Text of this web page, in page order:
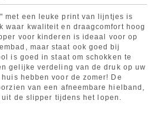
met een leuke print van lijntjes is
waar kwaliteit en draagcomfort hoog
voor kinderen is ideaal voor op
maar staat ook goed bij
is goed in staat om schokken te
gelijke verdeling van de druk op uw
hebben voor de zomer! De
van een afneembare hielband,
de slipper tijdens het lopen.